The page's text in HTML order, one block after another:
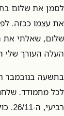
לסמן את שלום
את עצמו ככזה.
שלום, שאלתי את
העלה העורך שלי
בתשעה בנובמבר
לכל מתמודד.